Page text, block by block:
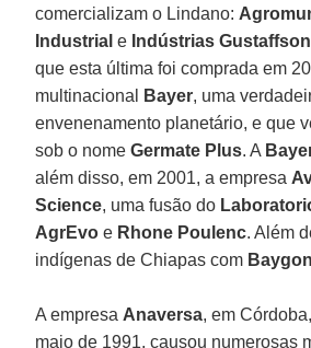
comercializam o Lindano:
Industrial e Indústrias Gustaffson
que esta última foi comprada em
multinacional
Bayer, uma
envenenamento planetário, e que
sob o nomeGermate Plus. A
além disso, em 2001, a empresa
Science, uma fusão do
AgrEvoe Rhone Poulenc. Além
indígenas de Chiapas com Baygon
A empresa Anaversa, em
maio de 1991, causou numerosas